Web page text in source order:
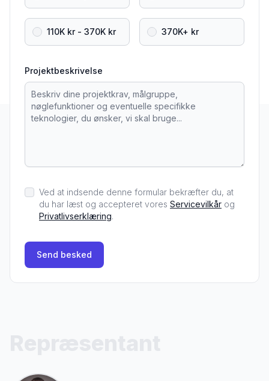
110K kr - 370K kr 370K+ kr
Projektbeskrivelse
Ved at indsende denne formular bekræfter du, at
du har læst og accepteret vores Servicevilkår og
Privatlivserklæring.
Send besked